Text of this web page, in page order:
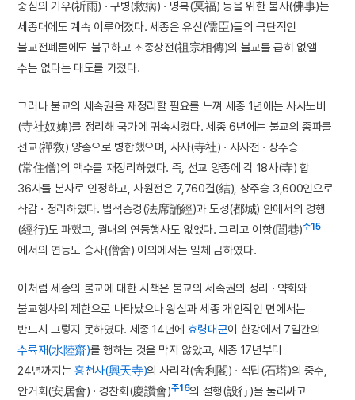
중심의 기우(祈雨) · 구병(救病) · 명복(冥福) 등을 위한 불사(佛事)는
세종대에도 계속 이루어졌다. 세종은 유신(儒臣)들의 극단적인
불교전폐론에도 불구하고 조종상전(祖宗相傳)의 불교를 급히 없앨
수는 없다는 태도를 가졌다.
그러나 불교의 세속권을 재정리할 필요를 느껴 세종 1년에는 사사노비
(寺社奴婢)를 정리해 국가에 귀속시켰다. 세종 6년에는 불교의 종파를
선교(禪敎) 양종으로 병합했으며, 사사(寺社) · 사사전 · 상주승
(常住僧)의 액수를 재정리하였다. 즉, 선교 양종에 각 18사(寺) 합
36사를 본사로 인정하고, 사원전은 7,760결(結), 상주승 3,600인으로
삭감 · 정리하였다. 법석송경(法席誦經)과 도성(都城) 안에서의 경행
(經行)도 파했고, 궐내의 연등행사도 없앴다. 그리고 여항(閭巷)주15
에서의 연등도 승사(僧舍) 이외에서는 일체 금하였다.
이처럼 세종의 불교에 대한 시책은 불교의 세속권의 정리 · 약화와
불교행사의 제한으로 나타났으나 왕실과 세종 개인적인 면에서는
반드시 그렇지 못하였다. 세종 14년에 효령대군이 한강에서 7일간의
수륙재(水陸齋)를 행하는 것을 막지 않았고, 세종 17년부터
24년까지는 흥천사(興天寺)의 사리각(舍利閣) · 석탑(石塔)의 중수,
안거회(安居會) · 경찬회(慶讚會)주16의 설행(設行)을 둘러싸고